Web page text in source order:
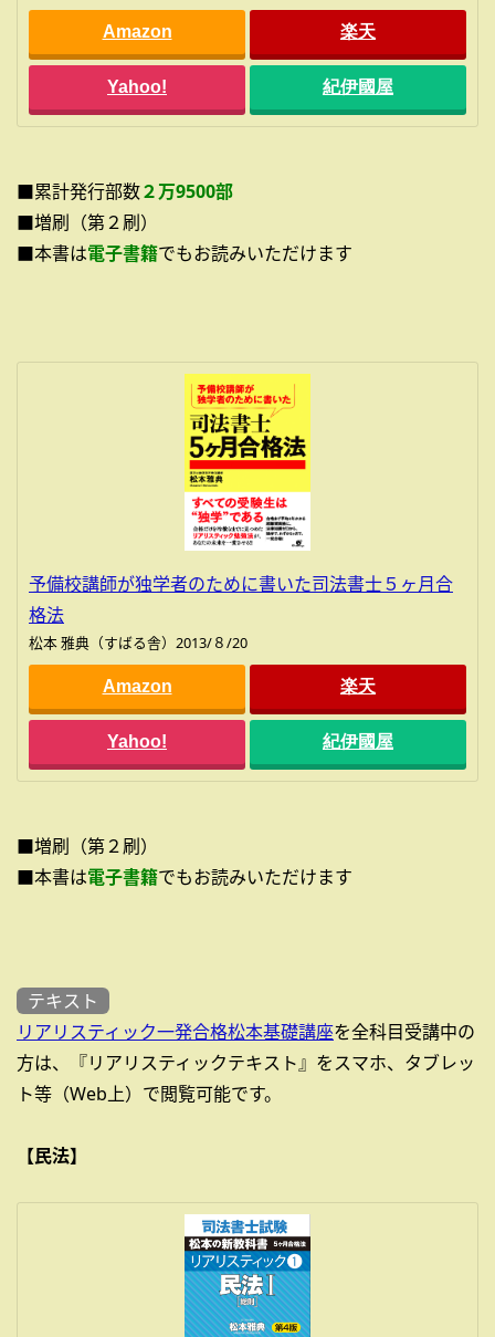
Amazon 楽天
Yahoo! 紀伊國屋
■累計発行部数２万9500部
■増刷（第２刷）
■本書は電子書籍でもお読みいただけます
予備校講師が独学者のために書いた司法書士５ヶ月合
格法
松本 雅典（すばる舎）2013/８/20
Amazon 楽天
Yahoo! 紀伊國屋
■増刷（第２刷）
■本書は電子書籍でもお読みいただけます
テキスト
リアリスティック一発合格松本基礎講座を全科目受講中の
方は、『リアリスティックテキスト』をスマホ、タブレッ
ト等（Web上）で閲覧可能です。
【民法】